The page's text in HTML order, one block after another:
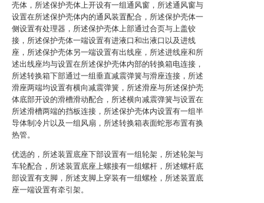
壳体，所述保护壳体上开设有一组通风窗，所述通风窗与
设置在所述保护壳体内的通风装置配合，所述保护壳体一
侧设置有处理器，所述保护壳体上部通过合页与上盖铰
接，所述保护壳体一端设置有进液口和出液口以及进线
座，所述保护壳体另一端设置有出线座，所述进线座和所
述出线座均与设置在所述保护壳体内部的转换箱电连接，
所述转换箱下部通过一组垂直减震弹簧与滑座连接，所述
滑座两端均设置有横向减震弹簧，所述滑座与所述保护壳
体底部开设的滑槽滑动配合，所述横向减震弹簧与设置在
所述滑槽两端的挡板连接，所述保护壳体内设置有一组半
导体制冷片以及一组风扇，所述转换箱表面蛇形布置有换
热管。
优选的，所述装置底座下部设置有一组轮架，所述轮架与
车轮配合，所述装置底座上螺接有一组螺杆，所述螺杆底
部设置有支脚，所述支脚上穿装有一组螺栓，所述装置底
座一端设置有牵引架。